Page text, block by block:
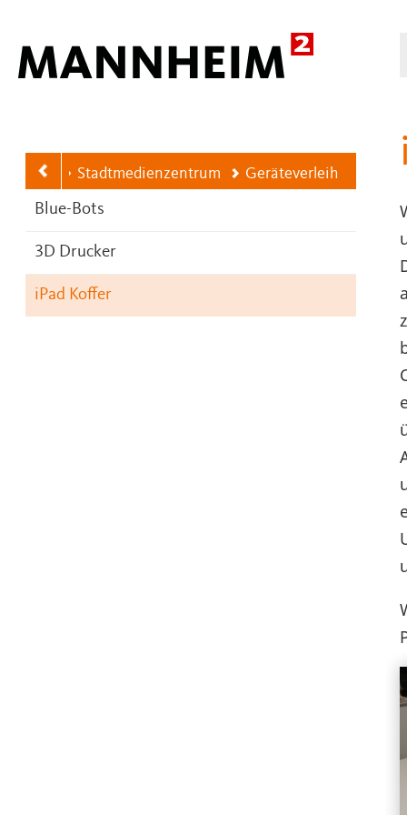
Stadtmedienzentrum Geräteverleih
Blue-Bots
3D Drucker
iPad Koffer